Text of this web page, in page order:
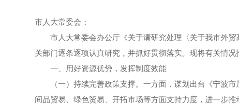
市人大常委会：
市人大常委会办公厅《关于请研究处理〈关于我市外
关部门逐条逐项认真研究，并抓好贯彻落实。现将有关情况
一、用好资源优势，发挥制度效能
（一）持续完善政策支撑。一方面，谋划出台《宁波
间品贸易、绿色贸易、开拓市场等方面支持力度，进一步